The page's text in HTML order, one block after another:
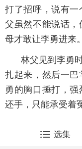
打了招呼，说有
父虽然不能说话
母才敢让李勇进来。
林父见到李勇
扎起来，然后一
勇的胸口捶打，
还手，只能承受着
选集